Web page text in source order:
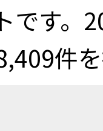
です。
件